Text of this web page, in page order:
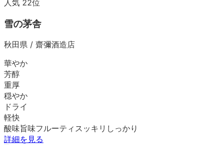
人気 22位
雪の茅舎
秋田県 / 齋彌酒造店
華やか
芳醇
重厚
穏やか
ドライ
軽快
酸味旨味フルーティ スッキリ しっかり
詳細を見る